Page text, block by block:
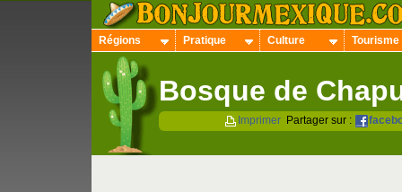
Régions Pratique Culture Tourisme
Bosque de
Imprimer Partager sur :